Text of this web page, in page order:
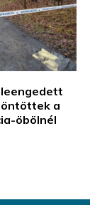
a
öbölnél